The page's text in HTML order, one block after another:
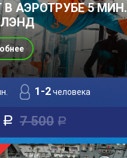
В АЭРОТРУБЕ 5 МИН.
1-2человека
a 7 500 a